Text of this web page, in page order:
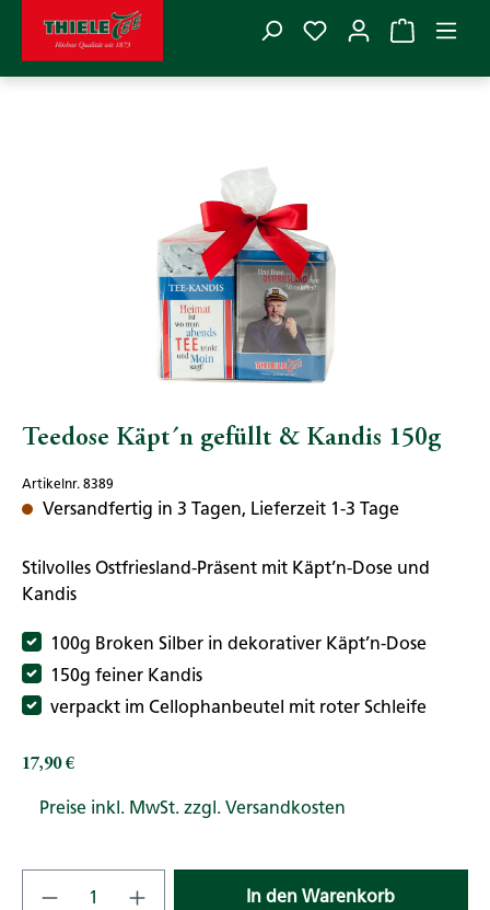
Zum Hauptinhalt springen
Du hast 0
THIELE TEE>Präsente Ostfriesland
Bildergalerie überspringen
Teedose Käpt´n gefüllt & Kandis 150g
Artikelnr. 8389
Versandfertig in 3 Tagen, Lieferzeit 1-3 Tage
Stilvolles Ostfriesland-Präsent mit Käpt’n-Dose und
Kandis
100g Broken Silber in dekorativer Käpt’n-Dose
150g feiner Kandis
verpackt im Cellophanbeutel mit roter Schleife
Regulärer Preis:
17,90 €
Preise inkl. MwSt. zzgl. Versandkosten
Produkt Anzahl: Gib den gewünschten
In den Warenkorb